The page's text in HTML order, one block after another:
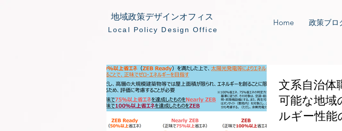
地域政策デザインオフィス
​Local Policy Design Office
Home 政策ブロ
文系自治体
可能な地域
ルギー性能